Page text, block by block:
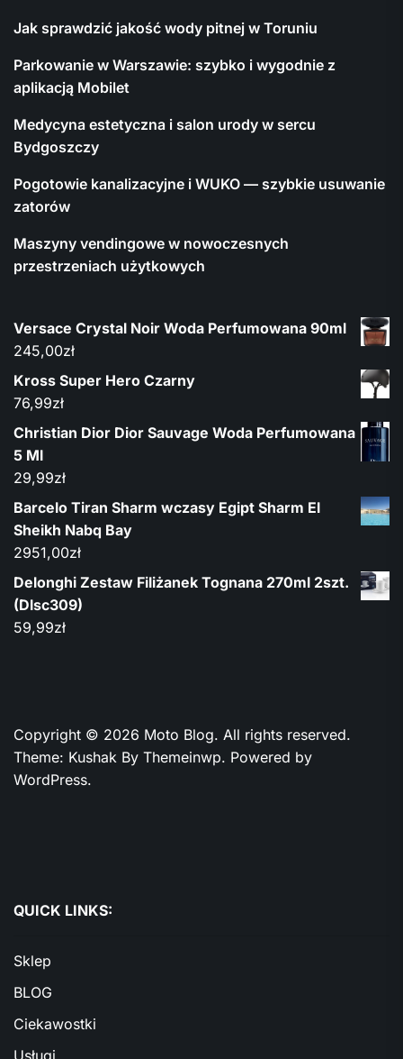
Jak sprawdzić jakość wody pitnej w Toruniu
Parkowanie w Warszawie: szybko i wygodnie z
aplikacją Mobilet
Medycyna estetyczna i salon urody w sercu
Bydgoszczy
Pogotowie kanalizacyjne i WUKO — szybkie usuwanie
zatorów
Maszyny vendingowe w nowoczesnych
przestrzeniach użytkowych
Versace Crystal Noir Woda Perfumowana 90ml
245,00zł
Kross Super Hero Czarny
76,99zł
Christian Dior Dior Sauvage Woda Perfumowana
5 Ml
29,99zł
Barcelo Tiran Sharm wczasy Egipt Sharm El
Sheikh Nabq Bay
2951,00zł
Delonghi Zestaw Filiżanek Tognana 270ml 2szt.
(Dlsc309)
59,99zł
Copyright © 2026 Moto Blog. All rights reserved.
Theme: Kushak By Themeinwp. Powered by
WordPress.
QUICK LINKS:
Sklep
BLOG
Ciekawostki
Usługi